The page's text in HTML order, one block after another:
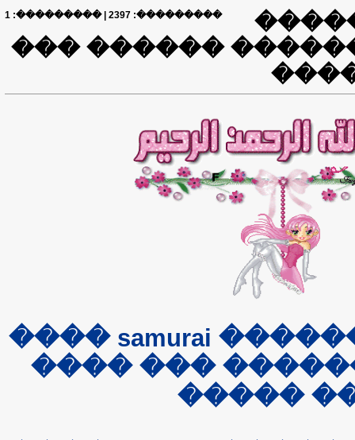
���������:
2397
| ���������:
1
����
samurai ���� ������
���� ��������� samurai ����
������ ������
���